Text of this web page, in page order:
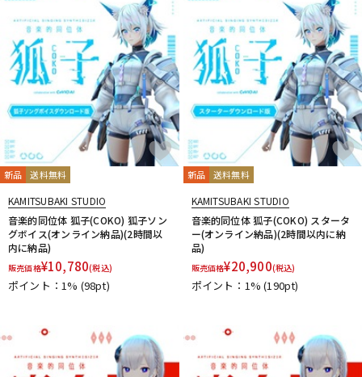
新品 送料無料
KAMITSUBAKI STUDIO
音楽的同位体 狐子(COKO) 狐子ソン
グボイス(オンライン納品)(2時間以
内に納品)
販売価格¥10,780(税込)
ポイント：1% (98pt)
新品 送料無料
KAMITSUBAKI STUDIO
音楽的同位体 狐子(COKO) スタータ
ー(オンライン納品)(2時間以内に納
品)
販売価格¥20,900(税込)
ポイント：1%(190pt)